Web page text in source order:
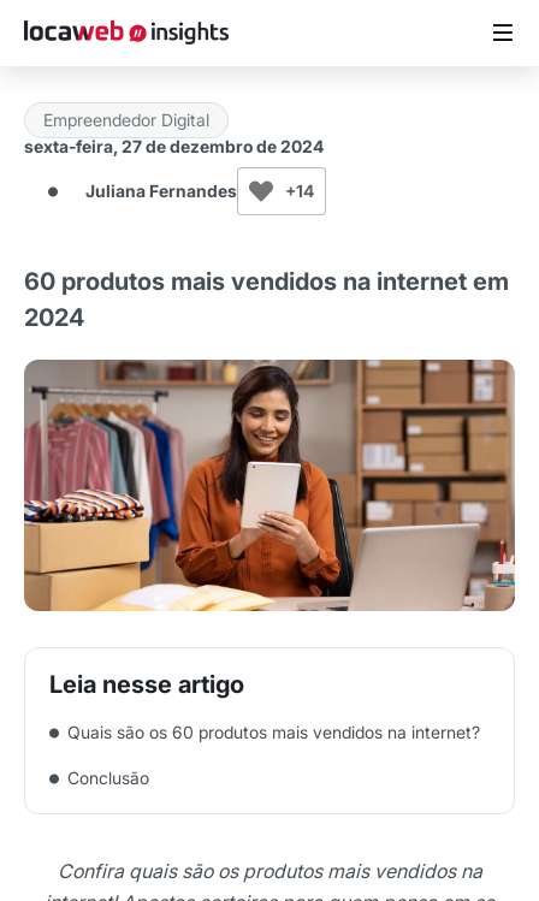
ARTIGOS
MATERIAIS GRATUITOS
ESTUDOS
LOCAWEB.COM.BR
Empreendedor Digital
sexta-feira, 27 de dezembro de 2024
Juliana Fernandes +14
60 produtos mais vendidos na internet em
2024
Quais são os 60 produtos mais vendidos na internet?
Conclusão
Confira quais são os produtos mais vendidos na